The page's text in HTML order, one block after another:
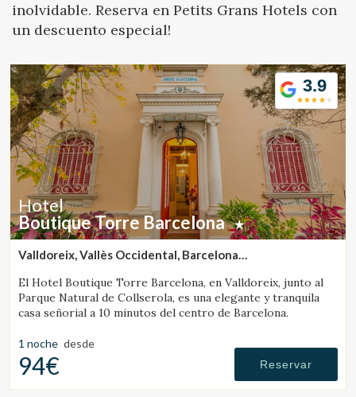
ES EN FR
inolvidable. Reserva en Petits Grans Hotels con
un descuento especial!
3.9
Hotel
Boutique Torre Barcelona
Valldoreix, Vallès Occidental, Barcelona
El Hotel Boutique Torre Barcelona, en Valldoreix, junto al
Parque Natural de Collserola, es una elegante y tranquila
casa señorial a 10 minutos del centro de Barcelona.
1 noche desde
94€ Reservar